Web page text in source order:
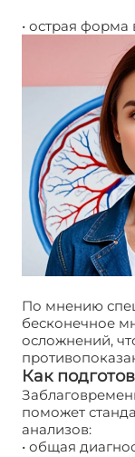
• острая форма
По мнению
бесконечное
осложнений,
Как
поможет
анализов:
• общая